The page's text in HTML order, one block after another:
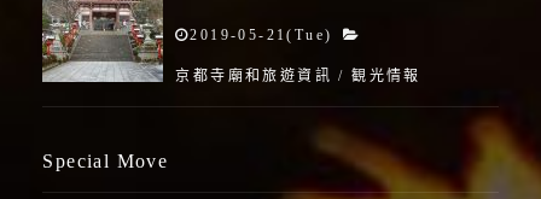
2019-05-21(Tue)
京都寺廟和旅遊資訊 /観光情報
Special Move